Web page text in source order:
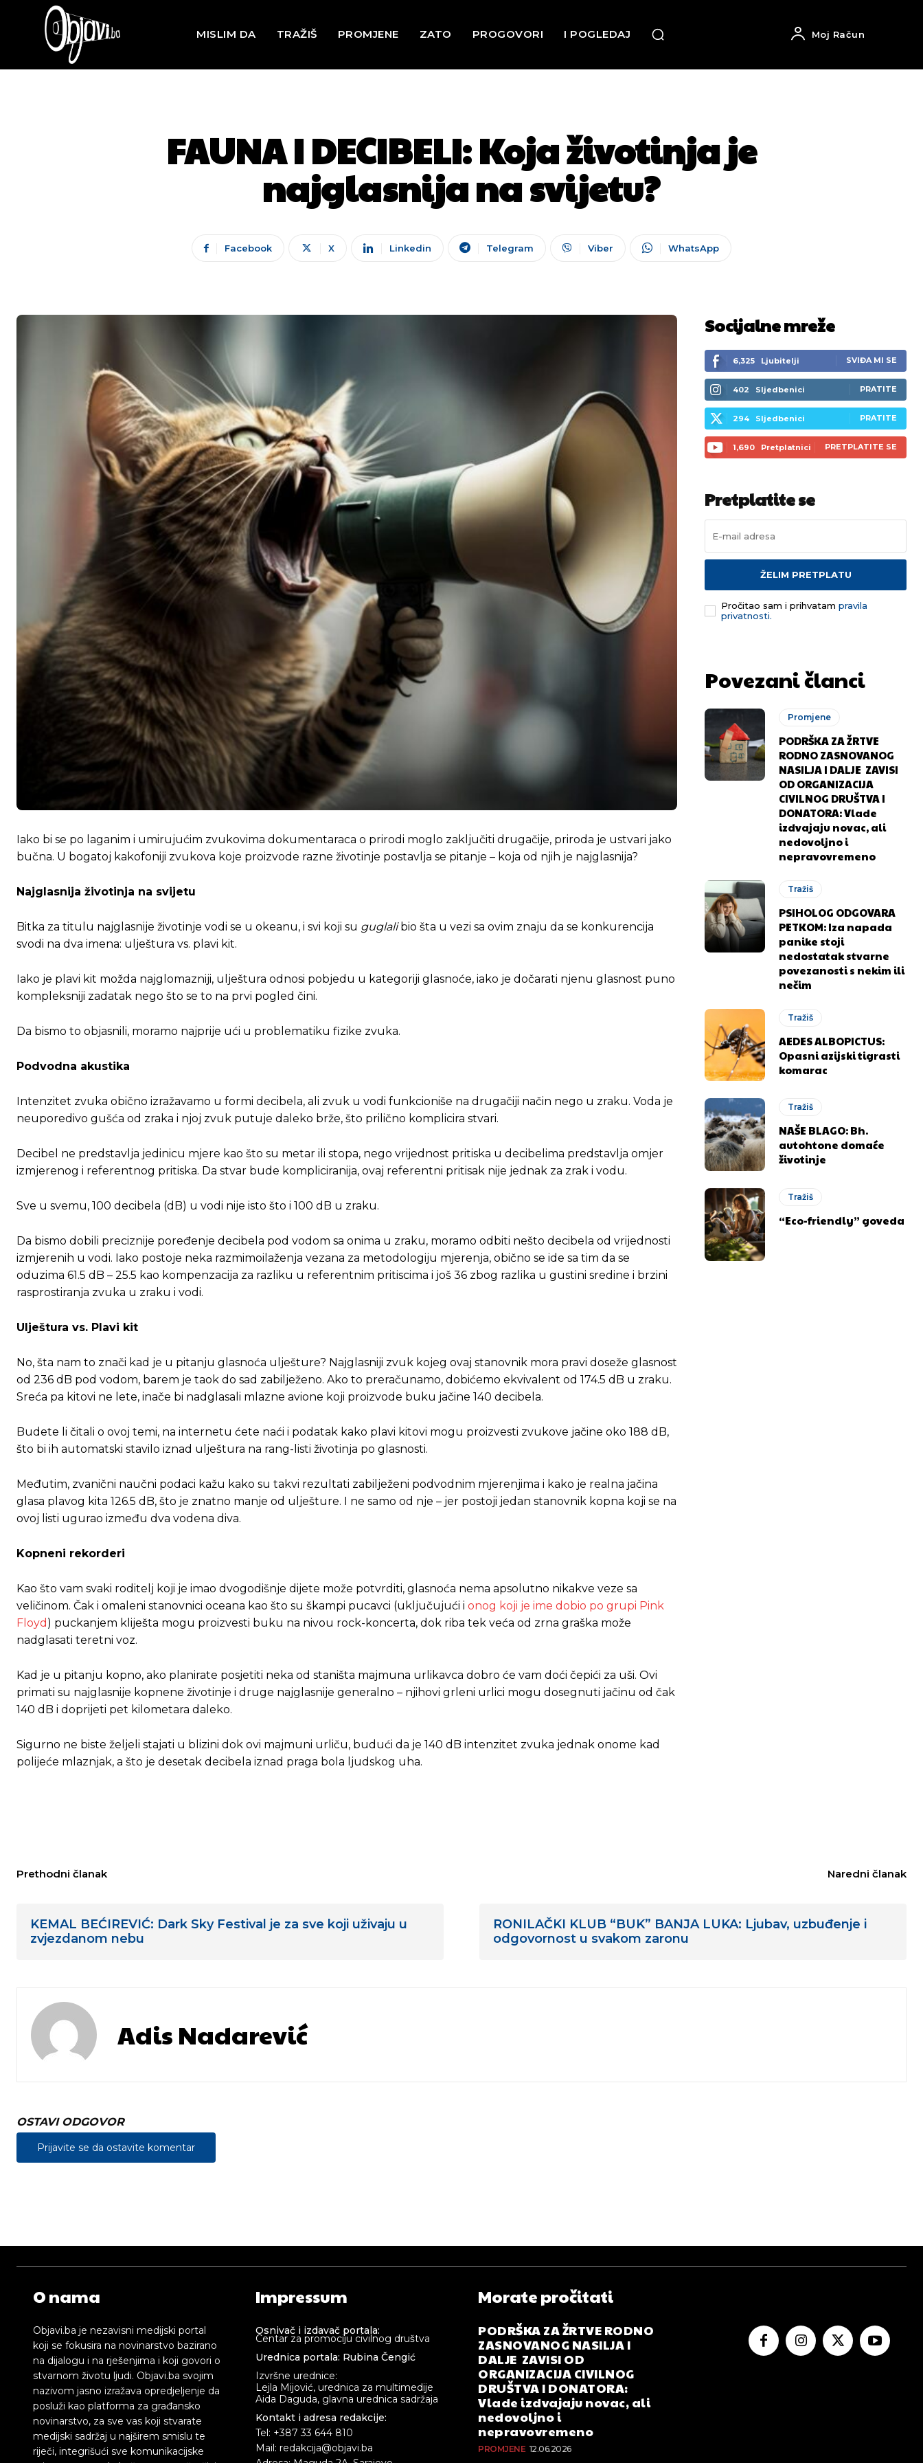
Pusti priču da živi!
Ovim putem želimo da vam se zahvalimo što ste odlučili da pustite Vašu priču da živi, Redakcija Objavi.ba
[wpuf_form id=”7463”]
Pusti priču da živi!
Ovim putem želimo da vam se zahvalimo što ste odlučili da pustite Vašu priču da živi, Redakcija Objavi.ba
[wpuf_form id=”7463”]
MISLIM DA TRAŽIŠ PROMJENE ZATO PROGOVORI I POGLEDAJ Moj Račun
FAUNA I DECIBELI: Koja životinja je
najglasnija na svijetu?
Facebook X Linkedin Telegram Viber WhatsApp
Iako bi se po laganim i umirujućim zvukovima dokumentaraca o prirodi moglo zaključiti drugačije, priroda je ustvari jako
bučna. U bogatoj kakofoniji zvukova koje proizvode razne životinje postavlja se pitanje – koja od njih je najglasnija?
Najglasnija životinja na svijetu
Bitka za titulu najglasnije životinje vodi se u okeanu, i svi koji su guglalibio šta u vezi sa ovim znaju da se konkurencija
svodi na dva imena: ulještura vs. plavi kit.
Iako je plavi kit možda najglomazniji, ulještura odnosi pobjedu u kategoriji glasnoće, iako je dočarati njenu glasnost puno
kompleksniji zadatak nego što se to na prvi pogled čini.
Da bismo to objasnili, moramo najprije ući u problematiku fizike zvuka.
Podvodna akustika
Intenzitet zvuka obično izražavamo u formi decibela, ali zvuk u vodi funkcioniše na drugačiji način nego u zraku. Voda je
neuporedivo gušća od zraka i njoj zvuk putuje daleko brže, što prilično komplicira stvari.
Decibel ne predstavlja jedinicu mjere kao što su metar ili stopa, nego vrijednost pritiska u decibelima predstavlja omjer
izmjerenog i referentnog pritiska. Da stvar bude kompliciranija, ovaj referentni pritisak nije jednak za zrak i vodu.
Sve u svemu, 100 decibela (dB) u vodi nije isto što i 100 dB u zraku.
Da bismo dobili preciznije poređenje decibela pod vodom sa onima u zraku, moramo odbiti nešto decibela od vrijednosti
izmjerenih u vodi. Iako postoje neka razmimoilaženja vezana za metodologiju mjerenja, obično se ide sa tim da se
oduzima 61.5 dB – 25.5 kao kompenzacija za razliku u referentnim pritiscima i još 36 zbog razlika u gustini sredine i brzini
rasprostiranja zvuka u zraku i vodi.
Ulještura vs. Plavi kit
No, šta nam to znači kad je u pitanju glasnoća ulješture? Najglasniji zvuk kojeg ovaj stanovnik mora pravi doseže glasnost
od 236 dB pod vodom, barem je taok do sad zabilježeno. Ako to preračunamo, dobićemo ekvivalent od 174.5 dB u zraku.
Sreća pa kitovi ne lete, inače bi nadglasali mlazne avione koji proizvode buku jačine 140 decibela.
Budete li čitali o ovoj temi, na internetu ćete naći i podatak kako plavi kitovi mogu proizvesti zvukove jačine oko 188 dB,
što bi ih automatski stavilo iznad ulještura na rang-listi životinja po glasnosti.
Međutim, zvanični naučni podaci kažu kako su takvi rezultati zabilježeni podvodnim mjerenjima i kako je realna jačina
glasa plavog kita 126.5 dB, što je znatno manje od ulješture. I ne samo od nje – jer postoji jedan stanovnik kopna koji se na
ovoj listi ugurao između dva vodena diva.
Kopneni rekorderi
Kao što vam svaki roditelj koji je imao dvogodišnje dijete može potvrditi, glasnoća nema apsolutno nikakve veze sa
veličinom. Čak i omaleni stanovnici oceana kao što su škampi pucavci (uključujući i onog koji je ime dobio po grupi Pink
Floyd ) puckanjem kliješta mogu proizvesti buku na nivou rock-koncerta, dok riba tek veća od zrna graška može
nadglasati teretni voz.
Kad je u pitanju kopno, ako planirate posjetiti neka od staništa majmuna urlikavca dobro će vam doći čepići za uši. Ovi
primati su najglasnije kopnene životinje i druge najglasnije generalno – njihovi grleni urlici mogu dosegnuti jačinu od čak
140 dB i doprijeti pet kilometara daleko.
Sigurno ne biste željeli stajati u blizini dok ovi majmuni urliču, budući da je 140 dB intenzitet zvuka jednak onome kad
polijeće mlaznjak, a što je desetak decibela iznad praga bola ljudskog uha.
Socijalne mreže
6,325 Ljubitelji SVIĐA MI SE
402 Sljedbenici PRATITE
294 Sljedbenici PRATITE
1,690 Pretplatnici PRETPLATITE SE
Pretplatite se
ŽELIM PRETPLATU
Pročitao sam i prihvatam pravila
privatnosti.
Povezani članci
Promjene
PODRŠKA ZA ŽRTVE
RODNO ZASNOVANOG
NASILJA I DALJE ZAVISI
OD ORGANIZACIJA
CIVILNOG DRUŠTVA I
DONATORA: Vlade
izdvajaju novac, ali
nedovoljno i
nepravovremeno
Tražiš
PSIHOLOG ODGOVARA
PETKOM: Iza napada
panike stoji
nedostatak stvarne
povezanosti s nekim ili
nečim
Tražiš
AEDES ALBOPICTUS:
Opasni azijski tigrasti
komarac
Tražiš
NAŠE BLAGO: Bh.
autohtone domaće
životinje
Tražiš
“Eco-friendly” goveda
Prethodni članak
KEMAL BEĆIREVIĆ: Dark Sky Festival je za sve koji uživaju u
zvjezdanom nebu
Naredni članak
RONILAČKI KLUB “BUK” BANJA LUKA: Ljubav, uzbuđenje i
odgovornost u svakom zaronu
Adis Nadarević
OSTAVI ODGOVOR
Prijavite se da ostavite komentar
O nama
Objavi.ba je nezavisni medijski portal
koji se fokusira na novinarstvo bazirano
na dijalogu i na rješenjima i koji govori o
stvarnom životu ljudi. Objavi.ba svojim
nazivom jasno izražava opredjeljenje da
posluži kao platforma za građansko
novinarstvo, za sve vas koji stvarate
medijski sadržaj u najširem smislu te
riječi, integrišući sve komunikacijske
Impressum
Osnivač i izdavač portala:
Centar za promociju civilnog društva
Urednica portala: Rubina Čengić
Izvršne urednice:
Lejla Mijović, urednica za multimedije
Aida Daguda, glavna urednica sadržaja
Kontakt i adresa redakcije:
Tel: +387 33 644 810
Mail: redakcija@objavi.ba
Morate pročitati
PODRŠKA ZA ŽRTVE RODNO
ZASNOVANOG NASILJA I
DALJE ZAVISI OD
ORGANIZACIJA CIVILNOG
DRUŠTVA I DONATORA:
Vlade izdvajaju novac, ali
nedovoljno i
nepravovremeno
PROMJENE 12.06.2026